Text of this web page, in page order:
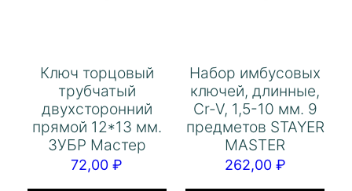
Ключ торцовый
трубчатый
двухсторонний
прямой 12*13 мм.
ЗУБР Мастер
72,00₽
Набор имбусовых
ключей, длинные,
Cr-V, 1,5-10 мм. 9
предметов STAYER
MASTER
262,00 ₽